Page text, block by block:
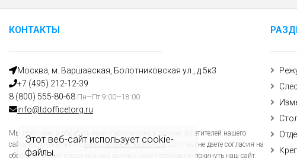
Этот веб-сайт использует cookie-
файлы.
КОНТАКТЫ
Москва, м. Варшавская, Болотниковская ул., д.5к3
+7 (495) 212-12-39
8 (800) 555-80-68 Пн—Пт 9:00—18:00
info@tdofficetorg.ru
Мы получаем и обрабатываем персональные данные посетителей нашего
сайта в соответствии с официальной политикой. Если вы не даете согласия на
обработку своих персональных данных, вам необходимо покинуть наш сайт.